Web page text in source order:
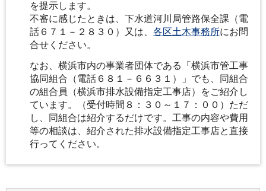
を提示します。
不審に感じたときは、下水道河川局管路保全課（電
話６７１－２８３０）又は、 各区土木事務所にお問
合せください。
なお、横浜市内の事業者団体である「横浜市管工事
協同組合（電話６８１－６６３１）」でも、同組合
の組合員（横浜市排水設備指定工事店）をご紹介し
ています。（受付時間８：３０～１７：００）ただ
し、同組合は紹介するだけです。工事の内容や費用
等の相談は、紹介された排水設備指定工事店と直接
行ってください。